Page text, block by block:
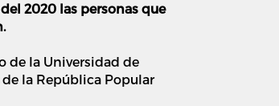
2020 las personas que
de la Universidad de
la República Popular